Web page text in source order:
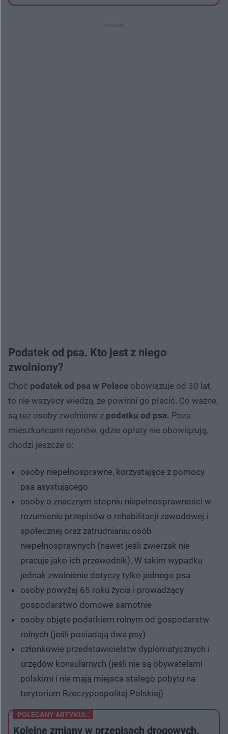
Podatek od psa. Kto jest z niego
zwolniony?
Choć podatek od psa w Polsce obowiązuje od 30 lat,
to nie wszyscy wiedzą, że powinni go płacić. Co ważne,
są też osoby zwolnione z podatku od psa. Poza
mieszkańcami rejonów, gdzie opłaty nie obowiązują,
chodzi jeszcze o:
osoby niepełnosprawne, korzystające z pomocy
psa asystującego
osoby o znacznym stopniu niepełnosprawności w
rozumieniu przepisów o rehabilitacji zawodowej i
społecznej oraz zatrudnianiu osób
niepełnosprawnych (nawet jeśli zwierzak nie
pracuje jako ich przewodnik). W takim wypadku
jednak zwolnienie dotyczy tylko jednego psa
osoby powyżej 65 roku życia i prowadzący
gospodarstwo domowe samotnie
osoby objęte podatkiem rolnym od gospodarstw
rolnych (jeśli posiadają dwa psy)
członkowie przedstawicielstw dyplomatycznych i
urzędów konsularnych (jeśli nie są obywatelami
polskimi i nie mają miejsca stałego pobytu na
terytorium Rzeczypospolitej Polskiej)
POLECANY ARTYKUŁ:
Kolejne zmiany w przepisach drogowych.